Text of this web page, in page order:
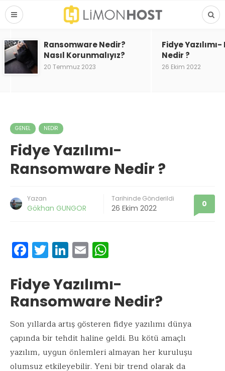
Ransomware Nedir?
Nasıl Korunmalıyız?
20 Temmuz 2023
Fidye
Nedir ?
26 Ekim 2022
GENEL NEDIR
Fidye Yazılımı-
Ransomware Nedir ?
Yazan
Gökhan GUNGOR
Tarihinde Gönderildi
26 Ekim 2022 0
F
ac
e
b
o
o
k
T
w
it
te
r
Li
n
k
e
dI
n
E
m
ai
l
at
s
A
p
p
Fidye Yazılımı-
Ransomware Nedir?
Son yıllarda artış gösteren fidye yazılımı dünya
çapında bir tehdit haline geldi. Bu kötü amaçlı
yazılım, uygun önlemleri almayan her kuruluşu
olumsuz etkileyebilir. Yeni bir trend olarak da